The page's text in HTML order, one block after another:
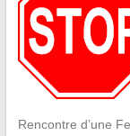
Rencontre d’une